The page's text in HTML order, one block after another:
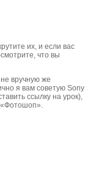
их, и если вас
что вы
вручную же
я вам советую Sony
ссылку на урок),
«Фотошоп».